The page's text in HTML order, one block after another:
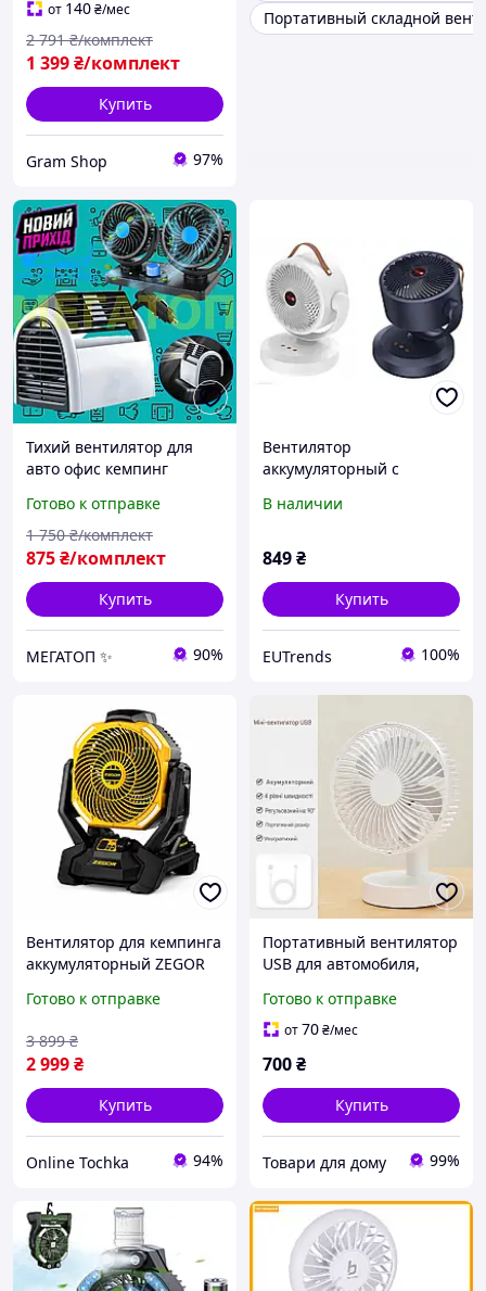
для кемпинга, дачи,
палатки и блэкаута
от 140₴/мес
1 399₴/комплект
2 791 ₴/комплект
Купить
Gram Shop 97%
Портативный складной
Тихий вентилятор для
авто офис кемпинг
энергопотребление три
ватта
Готово к отправке
875₴/комплект
1 750 ₴/комплект
Купить
МЕГАТОП ✨ 90%
Вентилятор
аккумуляторный с
Мини вентилятор для
В наличии
849₴
Купить
EUTrends 100%
Вентилятор для кемпинга
аккумуляторный ZEGOR
мобильный вентилятор
Готово к отправке
2 999₴
3 899 ₴
Купить
Online Tochka 94%
Портативный вентилятор
USB для автомобиля,
скорости
Готово к отправке
от70₴/мес
700₴
Купить
Товари для дому 99%